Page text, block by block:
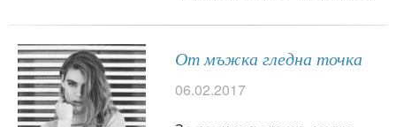
От мъжка гледна точка
06.02.2017